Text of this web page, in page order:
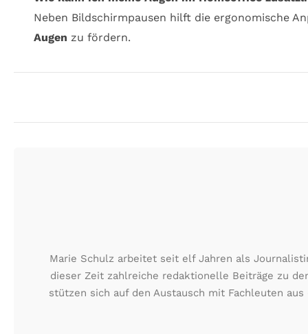
Neben Bildschirmpausen hilft die ergonomische
Augen zu fördern.
Marie Schulz arbeitet seit elf Jahren als
dieser Zeit zahlreiche redaktionelle Beiträge zu
stützen sich auf den Austausch mit Fachleuten